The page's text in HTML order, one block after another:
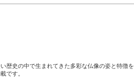
歴史の中で生まれてきた多彩な仏像の姿と特徴を
です。